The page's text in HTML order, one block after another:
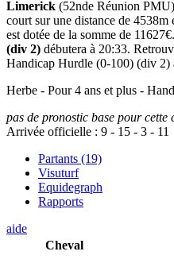
Limerick (52nde Réunion
court sur une distance de 4538m
est dotée de la somme de
(div 2) débutera à 20:33.
Handicap Hurdle (0-100) (div 2)
Herbe - Pour 4 ans et plus -
pas de pronostic base pour cette
Arrivée officielle : 9 - 15 - 3 - 11
Partants (19)
Visuturf
Equidegraph
Rapports
aide
Cheval